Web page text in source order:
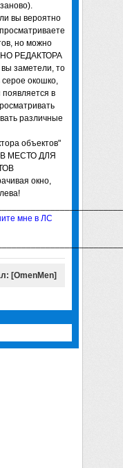
вы вероятно
но можно
РЕДАКТОРА
заметели, то
серое окошко,
в
различные
объектов"
МЕСТО ДЛЯ
окно,
мне в ЛС
[OmenMen]